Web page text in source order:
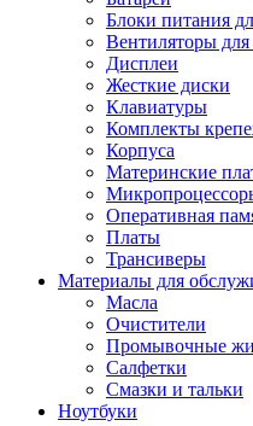
Блоки питания
Вентиляторы
Дисплеи
Жесткие диски
Клавиатуры
Комплекты
Корпуса
Материнские
Оперативная
Платы
Трансиверы
Материалы для
Масла
Очистители
Промывочные
Салфетки
Смазки и тальки
Ноутбуки